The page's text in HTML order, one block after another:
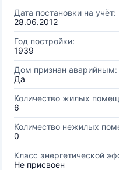
Дата постановки на учёт:
28.06.2012
Год постройки:
1939
Дом признан аварийным:
Да
Количество жилых
6
Количество нежилых
0
Класс энергетической
Не присвоен